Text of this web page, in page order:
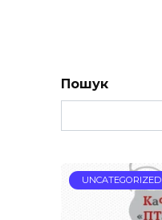
Пошук
UNCATEGORIZED